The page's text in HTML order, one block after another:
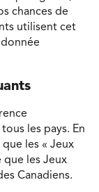
chances de
utilisent cet
les pays. En
les « Jeux
que les Jeux
Canadiens.